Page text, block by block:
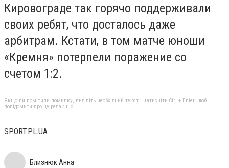
Кировограде так горячо поддерживали
своих ребят, что досталось даже
арбитрам. Кстати, в том матче юноши
«Кремня» потерпели поражение со
счетом 1:2.
Якщо ви помітили помилку, виділіть необхідний текст і натисніть Ctrl + Enter, щоб
повідомити про це редакцію
SPORT.PL.UA
Близнюк Анна